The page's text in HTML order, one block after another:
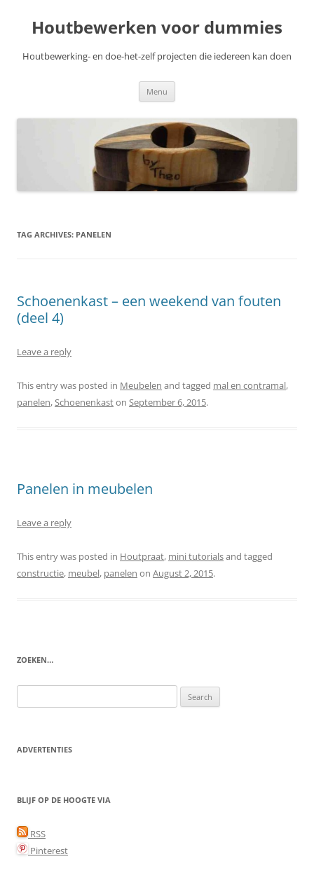
content
Houtbewerken voor dummies
Houtbewerking- en doe-het-zelf projecten die iedereen kan doen
Menu
TAG ARCHIVES: PANELEN
Schoenenkast – een weekend van fouten
(deel 4)
Leave a reply
This entry was posted in Meubelen and tagged mal en contramal,
panelen,Schoenenkaston September 6, 2015.
Panelen in meubelen
Leave a reply
This entry was posted in Houtpraat, mini tutorialsand tagged
constructie, meubel, panelen on August 2, 2015.
ZOEKEN…
for:
ADVERTENTIES
BLIJF OP DE HOOGTE VIA
RSS
Pinterest